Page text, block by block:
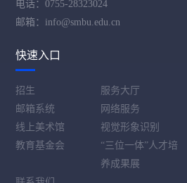
电话：0755-28323024
邮箱：info@smbu.edu.cn
快速入口
招生
服务大厅
邮箱系统
网络服务
线上美术馆
视觉形象识别
教育基金会
“三位一体”人才培
养成果展